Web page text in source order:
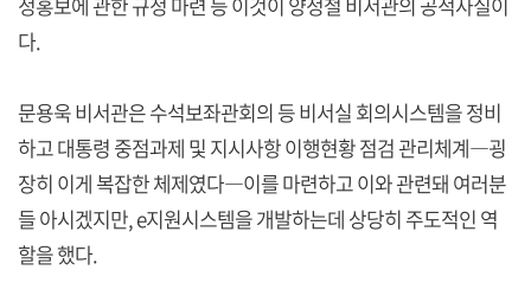
다.
문용욱 비서관은 수석보좌관회의 등 비서실 회의시스템을 정비
하고 대통령 중점과제 및 지시사항 이행현황 점검 관리체계―굉
장히 이게 복잡한 체제였다―이를 마련하고 이와 관련돼 여러분
들 아시겠지만, e지원시스템을 개발하는데 상당히 주도적인 역
할을 했다.